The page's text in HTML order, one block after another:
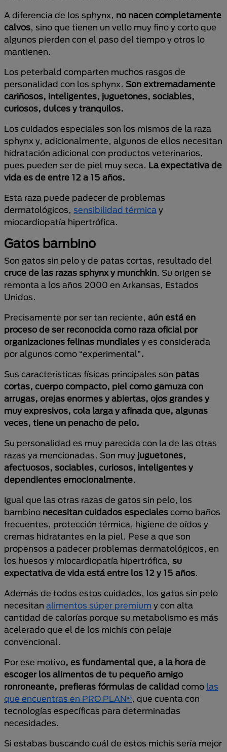
A diferencia de los sphynx, no nacen completamente
calvos, sino que tienen un vello muy fino y corto que
algunos pierden con el paso del tiempo y otros lo
mantienen.
Los peterbald comparten muchos rasgos de
personalidad con los sphynx. Son extremadamente
cariñosos, inteligentes, juguetones, sociables,
curiosos, dulces y tranquilos.
Los cuidados especiales son los mismos de la raza
sphynx y, adicionalmente, algunos de ellos necesitan
hidratación adicional con productos veterinarios,
pues pueden ser de piel muy seca. La expectativa de
vida es de entre 12 a 15 años.
Esta raza puede padecer de problemas
dermatológicos, sensibilidad térmica y
miocardiopatía hipertrófica.
Gatos bambino
Son gatos sin pelo y de patas cortas, resultado del
cruce de las razas sphynx y munchkin. Su origen se
remonta a los años 2000 en Arkansas, Estados
Unidos.
Precisamente por ser tan reciente, aún está en
proceso de ser reconocida como raza oficial por
organizaciones felinas mundiales y es considerada
por algunos como “experimental”.
Sus características físicas principales son patas
cortas, cuerpo compacto, piel como gamuza con
arrugas, orejas enormes y abiertas, ojos grandes y
muy expresivos, cola larga y afinada que, algunas
veces, tiene un penacho de pelo.
Su personalidad es muy parecida con la de las otras
razas ya mencionadas. Son muy juguetones,
afectuosos, sociables, curiosos, inteligentes y
dependientes emocionalmente.
Igual que las otras razas de gatos sin pelo, los
bambino necesitan cuidados especiales como baños
frecuentes, protección térmica, higiene de oídos y
cremas hidratantes en la piel. Pese a que son
propensos a padecer problemas dermatológicos, en
los huesos y miocardiopatía hipertrófica, su
expectativa de vida está entre los 12 y 15 años.
Además de todos estos cuidados, los gatos sin pelo
necesitan alimentos súper premium y con alta
cantidad de calorías porque su metabolismo es más
acelerado que el de los michis con pelaje
convencional.
Por ese motivo, es fundamental que, a la hora de
escoger los alimentos de tu pequeño amigo
ronroneante, prefieras fórmulas de calidad como las
que encuentras en PRO PLAN®, que cuenta con
tecnologías específicas para determinadas
necesidades.
Si estabas buscando cuál de estos michis sería mejor